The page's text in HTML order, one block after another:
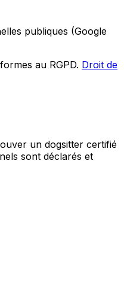
publiques (Google
au RGPD. Droit de
un dogsitter certifié
sont déclarés et